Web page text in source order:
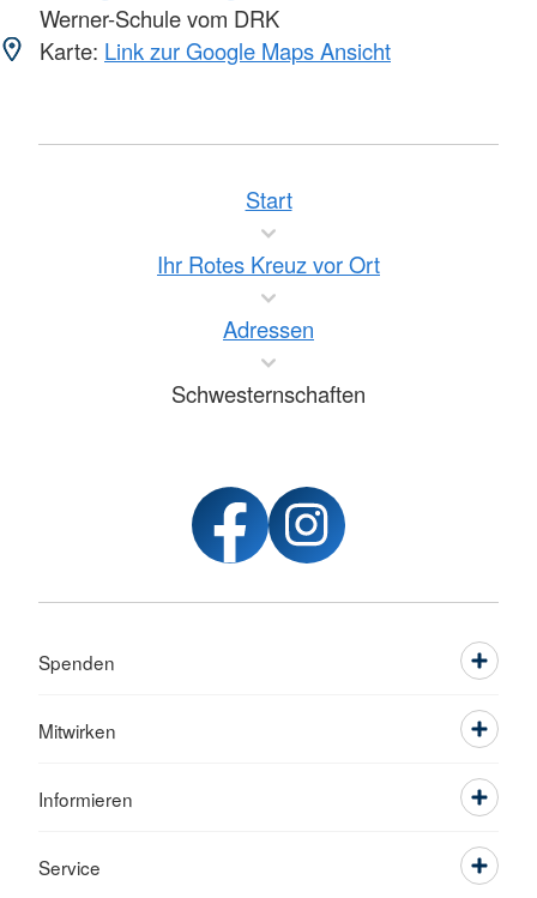
Werner-Schule vom DRK
Karte: Link zur Google Maps Ansicht
Start
Ihr Rotes Kreuz vor Ort
Adressen
Schwesternschaften
Spenden
Mitwirken
Informieren
Service